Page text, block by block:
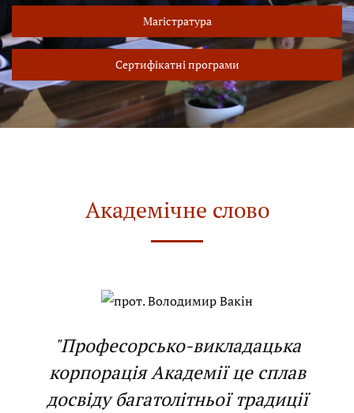
Магістратура
Сертифікатні програми
Академічне слово
"Професорсько-викладацька
корпорація Академії це сплав
досвіду багатолітньої традиції